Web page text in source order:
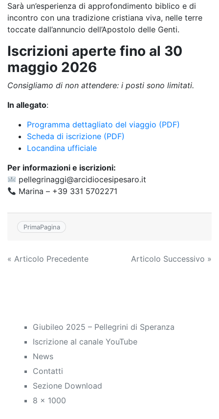
Sarà un’esperienza di approfondimento biblico e di
incontro con una tradizione cristiana viva, nelle terre
toccate dall’annuncio dell’Apostolo delle Genti.
Iscrizioni aperte fino al 30
maggio 2026
Consigliamo di non attendere: i posti sono limitati.
In allegato:
Programma dettagliato del viaggio (PDF)
Scheda di iscrizione (PDF)
Locandina ufficiale
Per informazioni e iscrizioni:
pellegrinaggi@arcidiocesipesaro.it
Marina – +39 331 5702271
PrimaPagina
Navigazione
« Articolo Precedente Articolo Successivo »
Giubileo 2025 – Pellegrini di Speranza
Iscrizione al canale YouTube
News
Contatti
Sezione Download
8 x 1000